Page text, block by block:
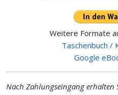
Weitere Formate
Taschenbuch /
Google
Nach Zahlungseingang erhalten